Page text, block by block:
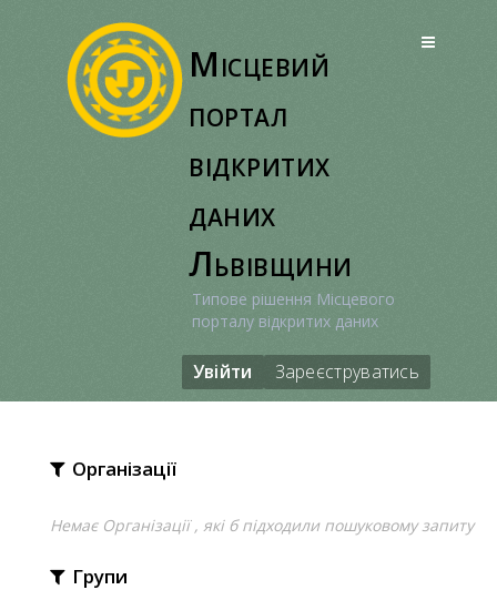
Місцевий
портал
відкритих
даних
Львівщини
Типове рішення Місцевого
порталу відкритих даних
Увійти Зареєструватись
Організації
Немає Організації , які б підходили пошуковому запиту
Групи